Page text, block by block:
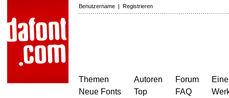
Benutzername | Registrieren
Themen
Neue Fonts
Autoren
Top
Forum
FAQ